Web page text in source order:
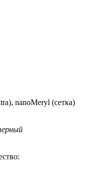
nanoMeryl (сетка)